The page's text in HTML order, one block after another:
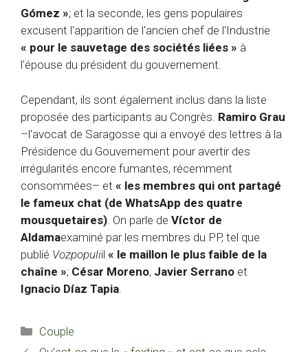
Gómez »; et la seconde, les gens populaires
excusent l'apparition de l'ancien chef de l'Industrie
« pour le sauvetage des sociétés liées » à
l'épouse du président du gouvernement.
Cependant, ils sont également inclus dans la liste
proposée des participants au Congrès. Ramiro Grau
–l'avocat de Saragosse qui a envoyé des lettres à la
Présidence du Gouvernement pour avertir des
irrégularités encore fumantes, récemment
consommées– et « les membres qui ont partagé
le fameux chat (de WhatsApp des quatre
mousquetaires) . On parle de Víctor de
Aldamaexaminé par les membres du PP, tel que
publié Vozpopuliil « le maillon le plus faible de la
chaîne »; César Moreno, Javier Serrano et
Ignacio Díaz Tapia
Catégories
Couple